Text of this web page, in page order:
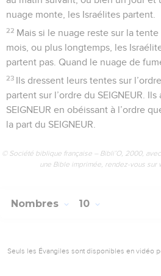
nuage monte, les Israélites partent.
22 Mais si le nuage reste sur la
mois, ou plus longtemps, les
partent pas. Quand le nuage de
23 Ils dressent leurs tentes sur
partent sur l’ordre du SEIGNEUR.
SEIGNEUR en obéissant à l’ordre
la part du SEIGNEUR.
© Société biblique française – Bibli’O, 2000,
une Bible imprimée, rendez-vous
Nombres 10
Seuls les Évangiles sont disponibles en vidéo